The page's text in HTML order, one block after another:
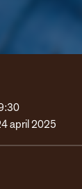
april 2025